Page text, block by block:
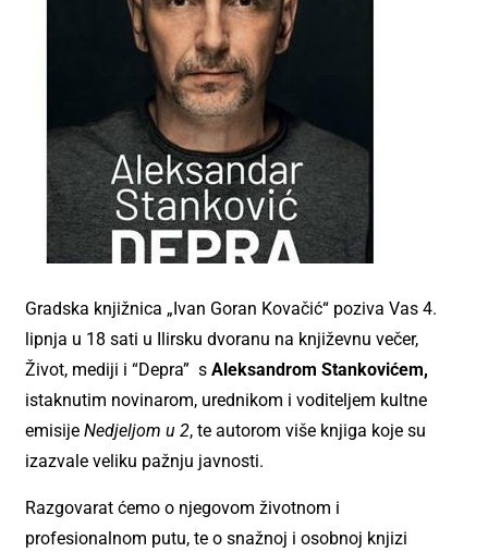
Gradska knjižnica „Ivan Goran Kovačić“ poziva Vas 4.
lipnja u 18 sati u Ilirsku dvoranu na književnu večer,
Život, mediji i “Depra” sAleksandrom Stankovićem,
istaknutim novinarom, urednikom i voditeljem kultne
emisijeNedjeljom u 2, te autorom više knjiga koje su
izazvale veliku pažnju javnosti.
Razgovarat ćemo o njegovom životnom i
profesionalnom putu, te o snažnoj i osobnoj knjizi